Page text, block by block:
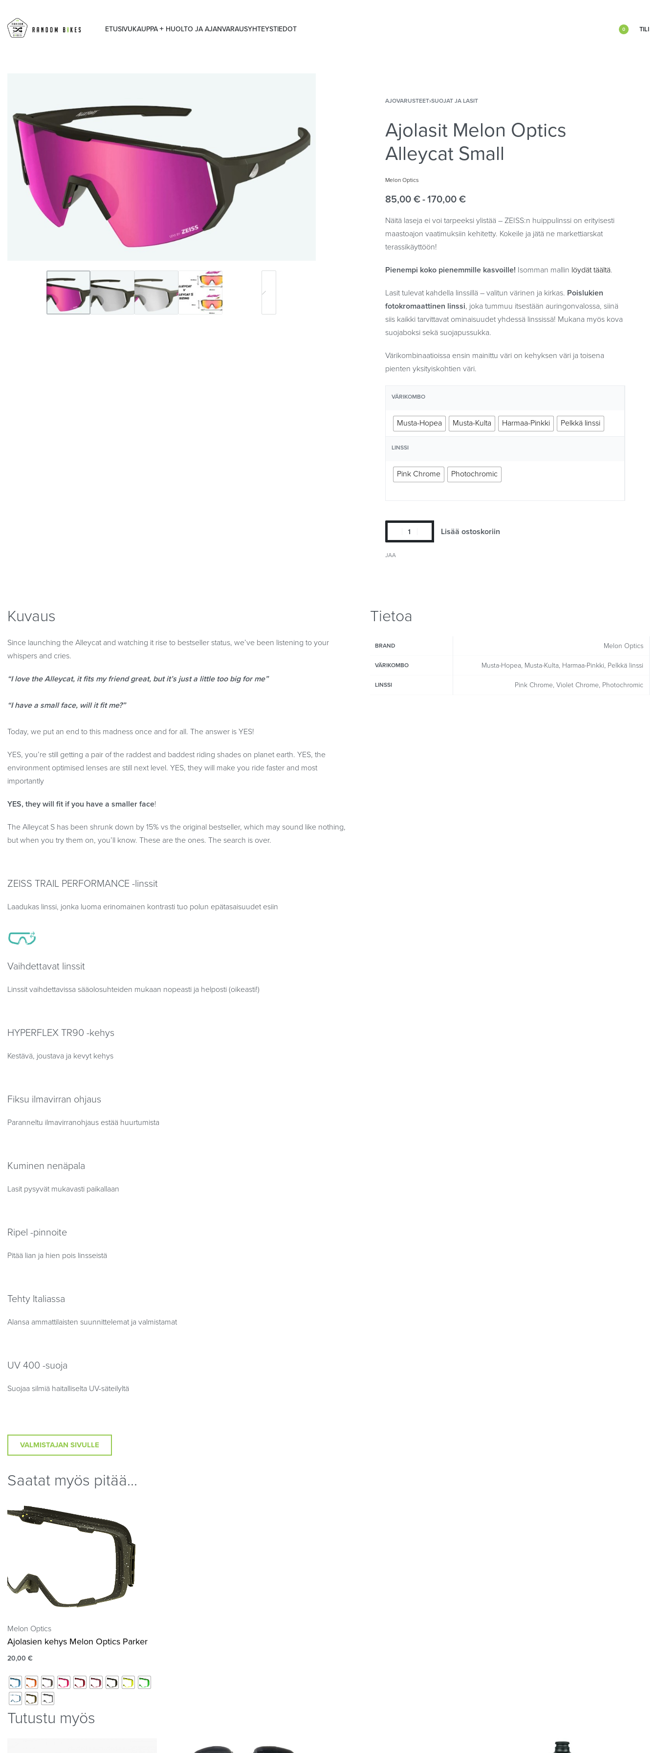
ETUSIVUKAUPPA HUOLTO JA AJANVARAUSYHTEYSTIEDOT 0 TILI
AJOVARUSTEET›SUOJAT JA LASIT
Ajolasit Melon Optics
Alleycat Small
Melon Optics
85,00 € 170,00 €
Näitä laseja ei voi tarpeeksi ylistää – ZEISS:n huippulinssi on erityisesti
maastoajon vaatimuksiin kehitetty. Kokeile ja jätä ne markettiarskat
terassikäyttöön!
Pienempi koko pienemmille kasvoille! Isomman mallin löydät täältä.
Lasit tulevat kahdella linssillä – valitun värinen ja kirkas. Poislukien
fotokromaattinen linssi, joka tummuu itsestään auringonvalossa, siinä
siis kaikki tarvittavat ominaisuudet yhdessä linssissä! Mukana myös kova
suojaboksi sekä suojapussukka.
Värikombinaatioissa ensin mainittu väri on kehyksen väri ja toisena
pienten yksityiskohtien väri.
VÄRIKOMBO
Musta-Hopea Musta-Kulta Harmaa-Pinkki Pelkkä linssi
LINSSI
Pink Chrome Photochromic
Lisää ostoskoriin
JAA
Kuvaus
Since launching the Alleycat and watching it rise to bestseller status, we’ve been listening to your
whispers and cries.
“I love the Alleycat, it fits my friend great, but it’s just a little too big for me”
“I have a small face, will it fit me?”
Today, we put an end to this madness once and for all. The answer is YES!
YES, you’re still getting a pair of the raddest and baddest riding shades on planet earth. YES, the
environment optimised lenses are still next level. YES, they will make you ride faster and most
importantly
YES, they will fit if you have a smaller face!
The Alleycat S has been shrunk down by 15% vs the original bestseller, which may sound like nothing,
but when you try them on, you’ll know. These are the ones. The search is over.
ZEISS TRAIL PERFORMANCE -linssit
Laadukas linssi, jonka luoma erinomainen kontrasti tuo polun epätasaisuudet esiin
Vaihdettavat linssit
Linssit vaihdettavissa sääolosuhteiden mukaan nopeasti ja helposti (oikeasti!)
HYPERFLEX TR90 -kehys
Kestävä, joustava ja kevyt kehys
Fiksu ilmavirran ohjaus
Paranneltu ilmavirranohjaus estää huurtumista
Kuminen nenäpala
Lasit pysyvät mukavasti paikallaan
Ripel -pinnoite
Pitää lian ja hien pois linsseistä
Tehty Italiassa
Alansa ammattilaisten suunnittelemat ja valmistamat
UV 400 -suoja
Suojaa silmiä haitalliselta UV-säteilyltä
Tietoa
BRAND Melon Optics
VÄRIKOMBO Musta-Hopea, Musta-Kulta, Harmaa-Pinkki, Pelkkä linssi
LINSSI Pink Chrome, Violet Chrome, Photochromic
VALMISTAJAN SIVULLE
Saatat myös pitää...
Melon Optics
Ajolasien kehys Melon Optics Parker
20,00 €
Tutustu myös